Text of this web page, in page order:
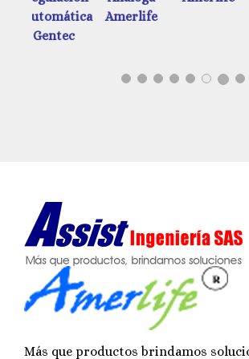
Amerlife
Más que productos brindamos